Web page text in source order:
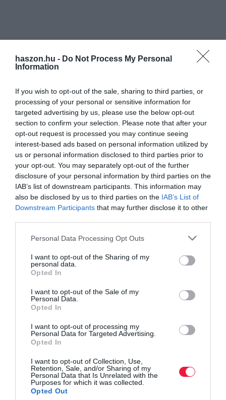
haszon.hu - Do Not Process My Personal
Information
If you wish to opt-out of the sale, sharing to third parties, or
processing of your personal or sensitive information for
targeted advertising by us, please use the below opt-out
section to confirm your selection. Please note that after your
opt-out request is processed you may continue seeing
interest-based ads based on personal information utilized by
us or personal information disclosed to third parties prior to
your opt-out. You may separately opt-out of the further
disclosure of your personal information by third parties on the
IAB’s list of downstream participants. This information may
also be disclosed by us to third parties on the IAB’s List of
Downstream Participants that may further disclose it to other
Please note that this website/app uses one or more Google
not limited to your visit or usage behaviour. You may click to
grant or deny consent to Google and its third-party tags to
use your data for below specified purposes in below Google
consent section.
Personal Data Processing Opt Outs
I want to opt-out of the Sharing of my
personal data.
Opted In
I want to opt-out of the Sale of my
Personal Data.
Opted In
I want to opt-out of processing my
Personal Data for Targeted Advertising.
Opted In
I want to opt-out of Collection, Use,
Retention, Sale, and/or Sharing of my
Personal Data that Is Unrelated with the
Purposes for which it was collected.
Opted Out
oltakozás?
foglalt is - derül ki a Szállás.hu legfrissebb felméréséből.